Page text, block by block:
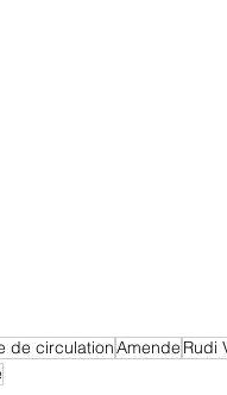
de circulationAmende Rudi